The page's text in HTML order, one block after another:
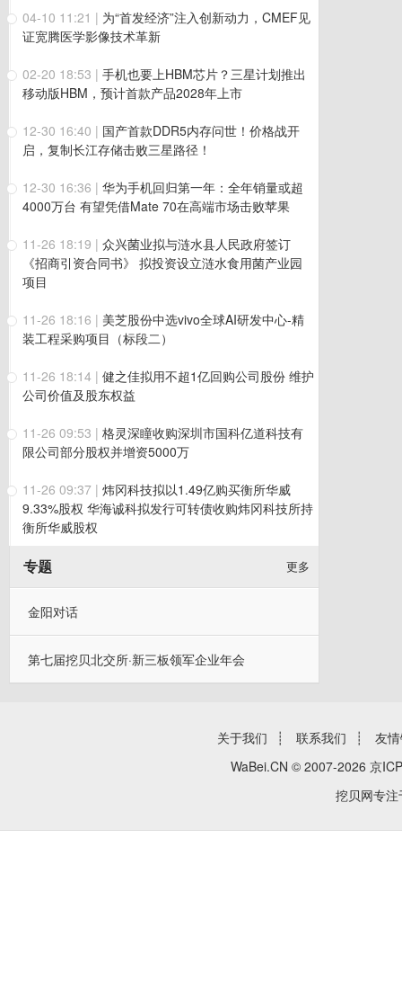
04-10 11:21 | 为“首发经济”注入创新动力，CMEF见
证宽腾医学影像技术革新
02-20 18:53 | 手机也要上HBM芯片？三星计划推出
移动版HBM，预计首款产品2028年上市
12-30 16:40 | 国产首款DDR5内存问世！价格战开
启，复制长江存储击败三星路径！
12-30 16:36 | 华为手机回归第一年：全年销量或超
4000万台 有望凭借Mate 70在高端市场击败苹果
11-26 18:19 | 众兴菌业拟与涟水县人民政府签订
《招商引资合同书》 拟投资设立涟水食用菌产业园
项目
11-26 18:16 | 美芝股份中选vivo全球AI研发中心-精
装工程采购项目（标段二）
11-26 18:14 | 健之佳拟用不超1亿回购公司股份 维护
公司价值及股东权益
11-26 09:53 | 格灵深瞳收购深圳市国科亿道科技有
限公司部分股权并增资5000万
11-26 09:37 | 炜冈科技拟以1.49亿购买衡所华威
9.33%股权 华海诚科拟发行可转债收购炜冈科技所持
衡所华威股权
专题 更多
金阳对话
第七届挖贝北交所·新三板领军企业年会
关于我们 ┊ 联系我们 ┊
友
WaBei.CN © 2007-2026 京
挖贝网专